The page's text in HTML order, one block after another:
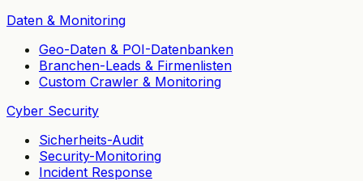
Daten & Monitoring
Geo-Daten & POI-Datenbanken
Branchen-Leads & Firmenlisten
Custom Crawler & Monitoring
Cyber Security
Sicherheits-Audit
Security-Monitoring
Incident Response